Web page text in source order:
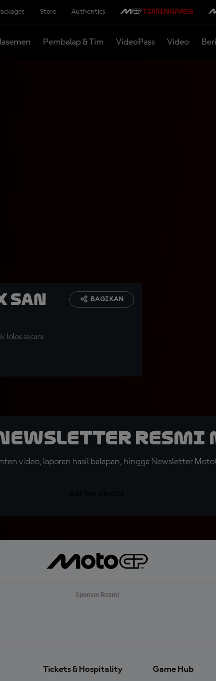
Store Authentics
Pembalap & Tim VideoPass Video
San
lolos secara
BAGIKAN
Resmi
video, laporan hasil balapan, hingga Newsletter
Sponsor Resmi
Tickets & Hospitality Game Hub